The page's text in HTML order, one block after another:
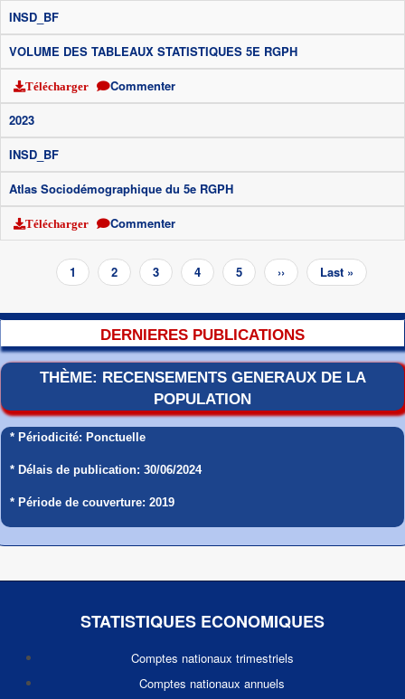
INSD_BF
VOLUME DES TABLEAUX STATISTIQUES 5E RGPH
Télécharger
Commenter
2023
INSD_BF
Atlas Sociodémographique du 5e RGPH
Télécharger Commenter
PaginationPage
courante
1 Page
2 Page
3 Page
4 Page
5
Page
suivante
››
Dernière
page
Last »
DERNIERES PUBLICATIONS
THÈME: RECENSEMENTS GENERAUX DE LA
POPULATION
* Périodicité: Ponctuelle
* Délais de publication: 30/06/2024
* Période de couverture: 2019
STATISTIQUES ECONOMIQUES
Comptes nationaux trimestriels
Comptes nationaux annuels